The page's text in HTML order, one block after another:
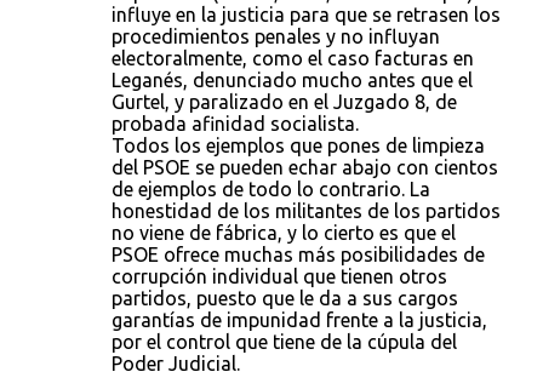
influye en la justicia para que se retrasen los
procedimientos penales y no influyan
electoralmente, como el caso facturas en
Leganés, denunciado mucho antes que el
Gurtel, y paralizado en el Juzgado 8, de
probada afinidad socialista.
Todos los ejemplos que pones de limpieza
del PSOE se pueden echar abajo con cientos
de ejemplos de todo lo contrario. La
honestidad de los militantes de los partidos
no viene de fábrica, y lo cierto es que el
PSOE ofrece muchas más posibilidades de
corrupción individual que tienen otros
partidos, puesto que le da a sus cargos
garantías de impunidad frente a la justicia,
por el control que tiene de la cúpula del
Poder Judicial.